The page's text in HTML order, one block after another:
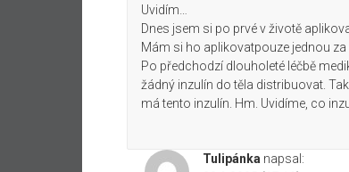
Uvidím…
Dnes jsem si po prvé v životě
Mám si ho aplikovatpouze jednou za
Po předchodzí dlouholeté léčbě
žádný inzulín do těla distribuovat.
má tento inzulín. Hm. Uvidíme, co
Tulipánka napsal: